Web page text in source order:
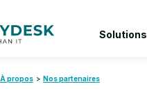
Solutions
À propos > Nos partenaires